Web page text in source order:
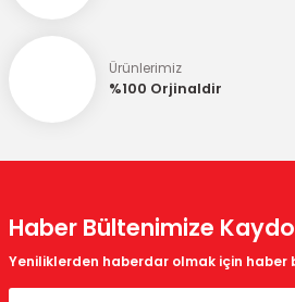
Gönder
Ürünlerimiz
%100 Orjinaldir
Haber Bültenimize
Yeniliklerden haberdar olmak için haber